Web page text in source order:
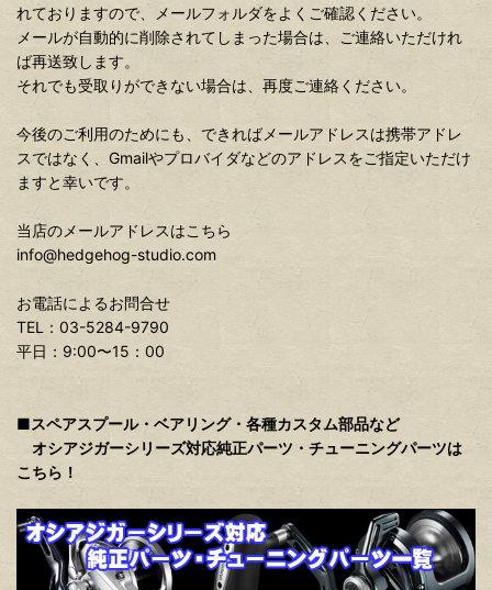
れておりますので、メールフォルダをよくご確認ください。
メールが自動的に削除されてしまった場合は、ご連絡いただけれ
ば再送致します。
それでも受取りができない場合は、再度ご連絡ください。
今後のご利用のためにも、できればメールアドレスは携帯アドレ
スではなく、Gmailやプロバイダなどのアドレスをご指定いただけ
ますと幸いです。
当店のメールアドレスはこちら
info@hedgehog-studio.com
お電話によるお問合せ
TEL：03-5284-9790
平日：9:00〜15：00
■スペアスプール・ベアリング・各種カスタム部品など
オシアジガーシリーズ対応純正パーツ・チューニングパーツは
こちら！